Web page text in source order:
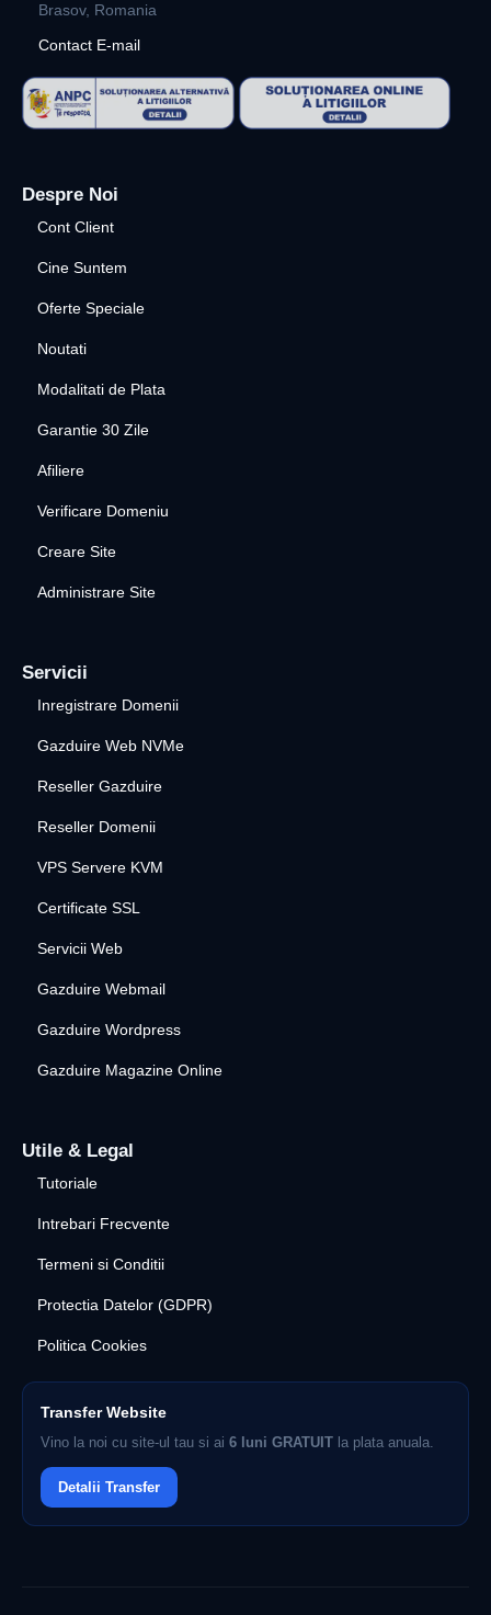
Brasov, Romania
Contact E-mail
Despre Noi
Cont Client
Cine Suntem
Oferte Speciale
Noutati
Modalitati de Plata
Garantie 30 Zile
Afiliere
Verificare Domeniu
Creare Site
Administrare Site
Servicii
Inregistrare Domenii
Gazduire Web NVMe
Reseller Gazduire
Reseller Domenii
VPS Servere KVM
Certificate SSL
Servicii Web
Gazduire Webmail
Gazduire Wordpress
Gazduire Magazine Online
Utile & Legal
Tutoriale
Intrebari Frecvente
Termeni si Conditii
Protectia Datelor (GDPR)
Politica Cookies
Transfer Website
Vino la noi cu site-ul tau si ai 6 luni GRATUIT la plata anuala.
Detalii Transfer